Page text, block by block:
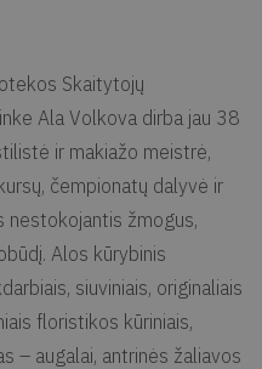
Skaitytojų
Ala Volkova dirba jau 38
ir makiažo meistrė,
čempionatų dalyvė ir
nestokojantis žmogus,
Alos kūrybinis
siuviniais, originaliais
floristikos kūriniais,
– augalai, antrinės žaliavos